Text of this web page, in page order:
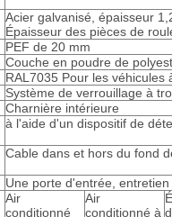
Acier galvanisé, épaisseur
Épaisseur des pièces de
PEF de 20 mm
Couche en poudre de
RAL7035 Pour les véhicules
Système de verrouillage à
Charnière intérieure
à l'aide d'un dispositif de
Cable dans et hors du fond
Une porte d'entrée,
Air
conditionné
Air
conditionné à